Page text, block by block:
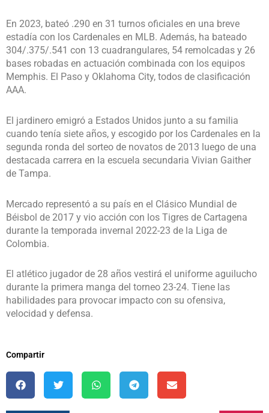
En 2023, bateó .290 en 31 turnos oficiales en una breve
estadía con los Cardenales en MLB. Además, ha bateado
304/.375/.541 con 13 cuadrangulares, 54 remolcadas y 26
bases robadas en actuación combinada con los equipos
Memphis. El Paso y Oklahoma City, todos de clasificación
AAA.
El jardinero emigró a Estados Unidos junto a su familia
cuando tenía siete años, y escogido por los Cardenales en la
segunda ronda del sorteo de novatos de 2013 luego de una
destacada carrera en la escuela secundaria Vivian Gaither
de Tampa.
Mercado representó a su país en el Clásico Mundial de
Béisbol de 2017 y vio acción con los Tigres de Cartagena
durante la temporada invernal 2022-23 de la Liga de
Colombia.
El atlético jugador de 28 años vestirá el uniforme aguilucho
durante la primera manga del torneo 23-24. Tiene las
habilidades para provocar impacto con su ofensiva,
velocidad y defensa.
Compartir